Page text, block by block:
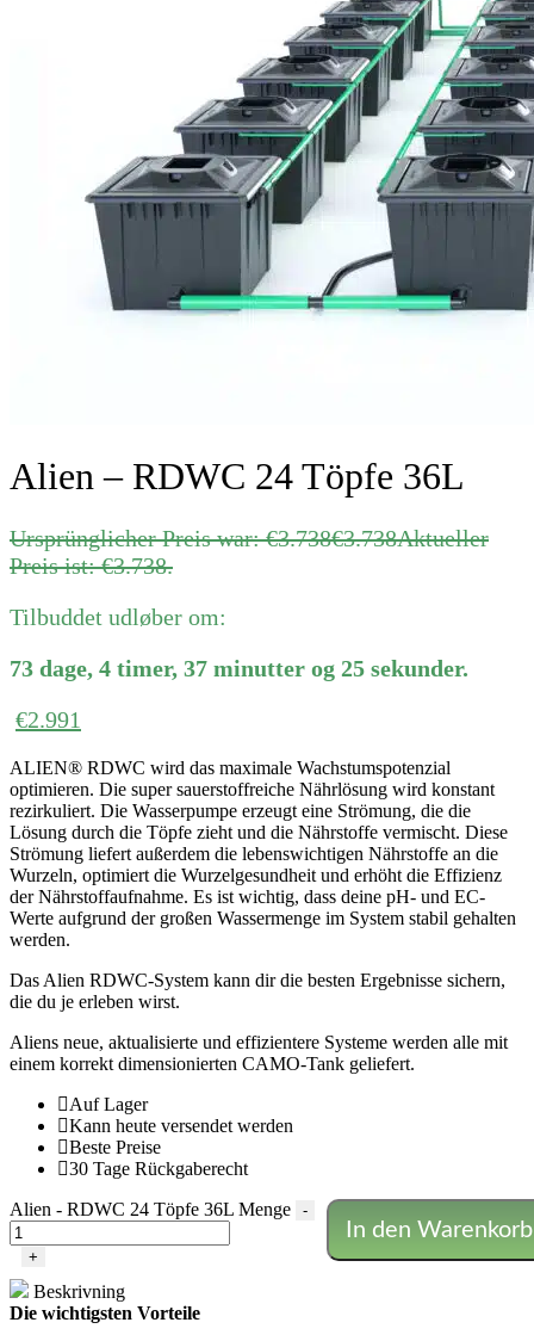
Alien – RDWC 24 Töpfe 36L
Ursprünglicher Preis war: €3.738€3.738Aktueller
Preis ist: €3.738.
Tilbuddet udløber om:
73 dage, 4 timer, 37 minutter og 25 sekunder.
€2.991
ALIEN® RDWC wird das maximale Wachstumspotenzial
optimieren. Die super sauerstoffreiche Nährlösung wird konstant
rezirkuliert. Die Wasserpumpe erzeugt eine Strömung, die die
Lösung durch die Töpfe zieht und die Nährstoffe vermischt. Diese
Strömung liefert außerdem die lebenswichtigen Nährstoffe an die
Wurzeln, optimiert die Wurzelgesundheit und erhöht die Effizienz
der Nährstoffaufnahme. Es ist wichtig, dass deine pH- und EC-
Werte aufgrund der großen Wassermenge im System stabil gehalten
werden.
Das Alien RDWC-System kann dir die besten Ergebnisse sichern,
die du je erleben wirst.
Aliens neue, aktualisierte und effizientere Systeme werden alle mit
einem korrekt dimensionierten CAMO-Tank geliefert.
Auf Lager
Kann heute versendet werden
Beste Preise
30 Tage Rückgaberecht
Alien - RDWC 24 Töpfe 36L Menge
-
+
In den Warenkorb
Beskrivning
Die wichtigsten Vorteile